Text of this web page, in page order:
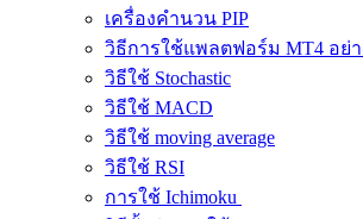
เครื่องคำนวน PIP
วิธีการใช้แพลตฟอร์ม MT4 อย่า
วิธีใช้ Stochastic
วิธีใช้ MACD
วิธีใช้ moving average
วิธีใช้ RSI
การใช้ Ichimoku